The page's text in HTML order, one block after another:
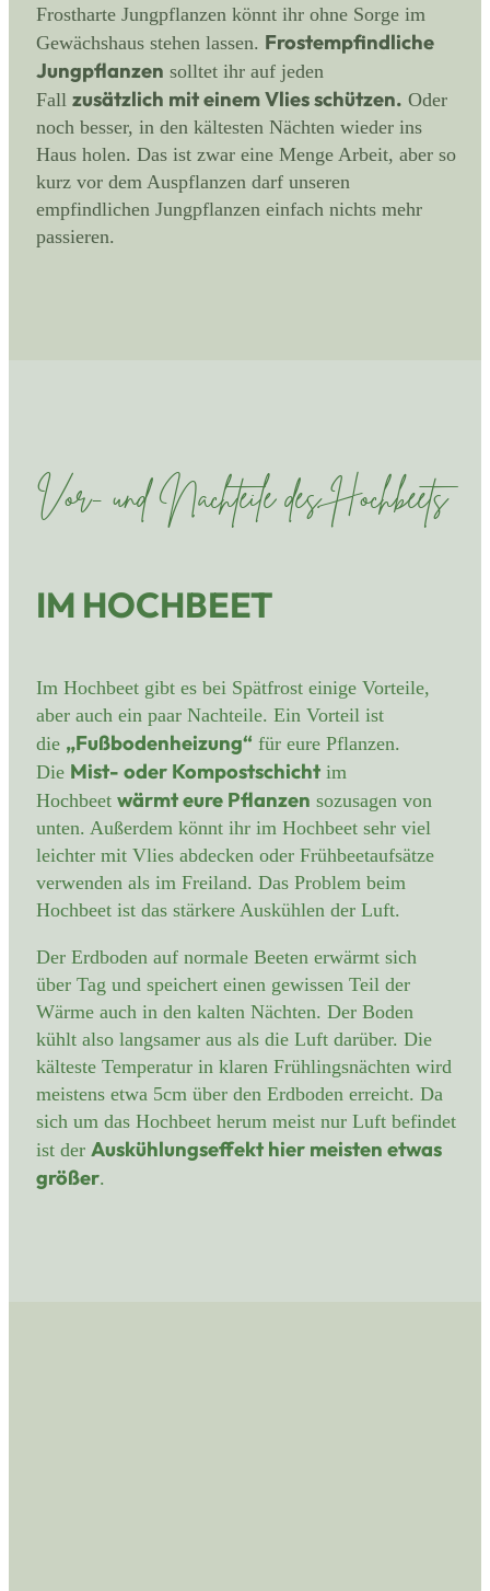
Frostharte Jungpflanzen könnt ihr ohne Sorge im
Gewächshaus stehen lassen. Frostempfindliche
Jungpflanzen solltet ihr auf jeden
Fall zusätzlich mit einem Vlies schützen. Oder
noch besser, in den kältesten Nächten wieder ins
Haus holen. Das ist zwar eine Menge Arbeit, aber so
kurz vor dem Auspflanzen darf unseren
empfindlichen Jungpflanzen einfach nichts mehr
passieren.
Vor- und Nachteile des Hochbeets
IM HOCHBEET
Im Hochbeet gibt es bei Spätfrost einige Vorteile,
aber auch ein paar Nachteile. Ein Vorteil ist
die „Fußbodenheizung“ für eure Pflanzen.
Die Mist- oder Kompostschicht im
Hochbeet wärmt eure Pflanzen sozusagen von
unten. Außerdem könnt ihr im Hochbeet sehr viel
leichter mit Vlies abdecken oder Frühbeetaufsätze
verwenden als im Freiland. Das Problem beim
Hochbeet ist das stärkere Auskühlen der Luft.
Der Erdboden auf normale Beeten erwärmt sich
über Tag und speichert einen gewissen Teil der
Wärme auch in den kalten Nächten. Der Boden
kühlt also langsamer aus als die Luft darüber. Die
kälteste Temperatur in klaren Frühlingsnächten wird
meistens etwa 5cm über den Erdboden erreicht. Da
sich um das Hochbeet herum meist nur Luft befindet
ist der Auskühlungseffekt hier meisten etwas
größer.